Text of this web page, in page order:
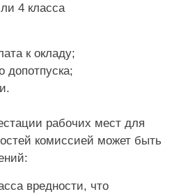
4 класса
к окладу;
допотпуска;
рабочих мест для
комиссией может быть
вредности, что